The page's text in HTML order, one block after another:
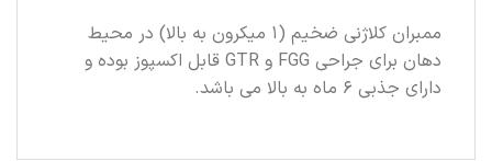
ممبران کلاژنی ضخیم (1 میکرون به بالا) در محیط
دهان برای جراحی FGG و GTR قابل اکسپوز بوده و
دارای جذبی 6 ماه به بالا می باشد.